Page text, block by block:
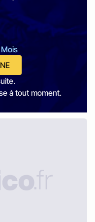
à tout moment.